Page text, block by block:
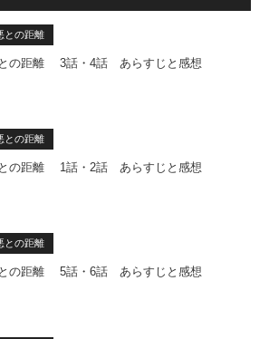
との距離
の距離 3話・4話 あらすじと感想
との距離
の距離 1話・2話 あらすじと感想
との距離
の距離 5話・6話 あらすじと感想